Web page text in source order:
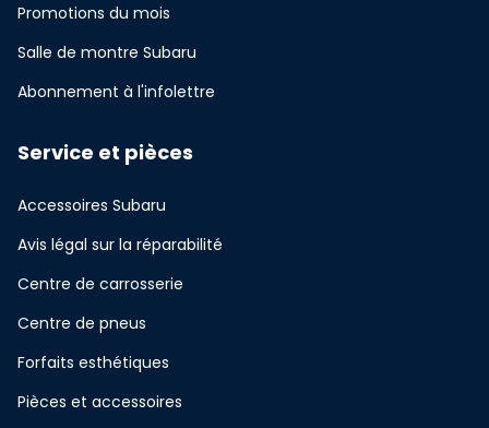
Promotions du mois
Salle de montre Subaru
Abonnement à l'infolettre
Service et pièces
Accessoires Subaru
Avis légal sur la réparabilité
Centre de carrosserie
Centre de pneus
Forfaits esthétiques
Pièces et accessoires